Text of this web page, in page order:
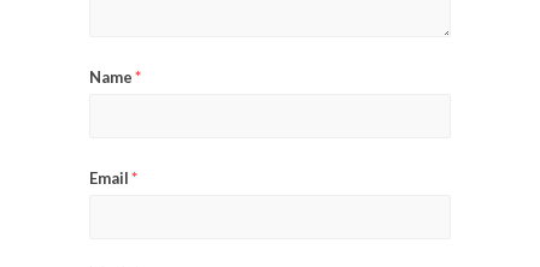
Name*
Email*